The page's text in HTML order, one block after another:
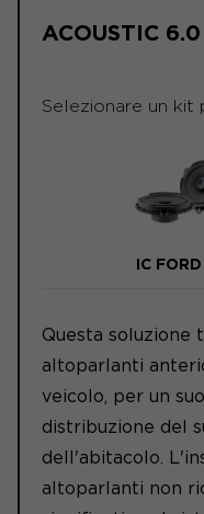
ACOUSTIC 6.0
Selezionare un kit
IC
Questa soluzione
altoparlanti
veicolo, per un
distribuzione del
dell'abitacolo.
altoparlanti non